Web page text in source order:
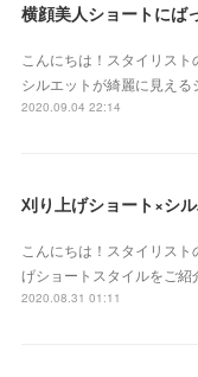
横顔美人ショートにば
こんにちは！スタイリス
シルエットが綺麗に見える
2020.09.04 22:14
刈り上げショート×シ
こんにちは！スタイリス
げショートスタイルをご紹
2020.08.31 01:11